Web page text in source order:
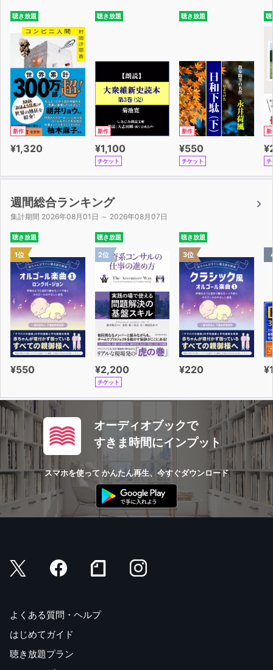
聴き放題
新作
¥1,320
聴き放題
新作
¥1,100
チケット
聴き放題
新作
¥550
チケット
聴
新
チ
週間総合ランキング
集計期間 2026年08月01日 ～ 2026年08月07日
聴き放題
1位
¥550
聴き放題
2位
¥2,200
チケット
聴き放題
3位
¥220
オーディオブックで
すきま時間にインプット
スマホを使って かんたん再生、今すぐダウンロード
よくある質問・ヘルプ
はじめてガイド
聴き放題プラン